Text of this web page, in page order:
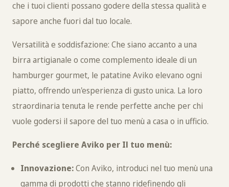
che i tuoi clienti possano godere della stessa qualità e
sapore anche fuori dal tuo locale.
Versatilità e soddisfazione: Che siano accanto a una
birra artigianale o come complemento ideale di un
hamburger gourmet, le patatine Aviko elevano ogni
piatto, offrendo un'esperienza di gusto unica. La loro
straordinaria tenuta le rende perfette anche per chi
vuole godersi il sapore del tuo menù a casa o in ufficio.
Perché scegliere Aviko per Il tuo menù:
Innovazione:Con Aviko, introduci nel tuo menù una
gamma di prodotti che stanno ridefinendo gli